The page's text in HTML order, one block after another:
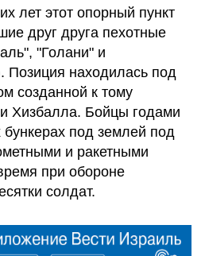
лет этот опорный пункт
друг друга пехотные
"Голани" и
Позиция находилась под
созданной к тому
Хизбалла. Бойцы годами
под землей под
и ракетными
при обороне
солдат.